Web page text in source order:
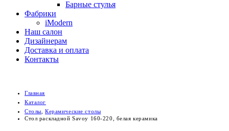
Барные стулья
Фабрики
iModern
Наш салон
Дизайнерам
Доставка и оплата
Контакты
Главная
Каталог
Столы,Керамические столы
Стол раскладной Savoy 160-220, белая керамика